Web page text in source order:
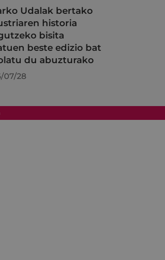
Udalak bertako
historia
bisita
beste edizio bat
du abuzturako
07/28